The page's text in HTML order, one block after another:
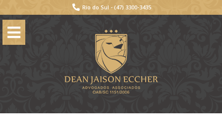
Rio do Sul - (47) 3300-3435